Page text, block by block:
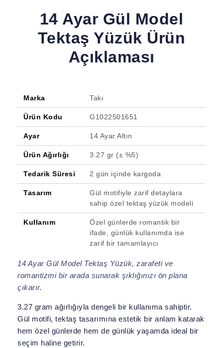
14 Ayar Gül Model
Tektaş Yüzük Ürün
Açıklaması
Marka Takı
Ürün Kodu G1022501651
Ayar 14 Ayar Altın
Ürün Ağırlığı 3.27 gr (± %5)
Tedarik Süresi 2 gün içinde kargoda
Tasarım
Gül motifiyle zarif detaylara
sahip özel tektaş yüzük modeli
Kullanım
Özel günlerde romantik bir
ifade, günlük kullanımda ise
zarif bir tamamlayıcı
14 Ayar Gül Model Tektaş Yüzük, zarafeti ve
romantizmi bir arada sunarak şıklığınızı ön plana
çıkarır.
3.27 gram ağırlığıyla dengeli bir kullanıma sahiptir.
Gül motifi, tektaş tasarımına estetik bir anlam katarak
hem özel günlerde hem de günlük yaşamda ideal bir
seçim haline getirir.